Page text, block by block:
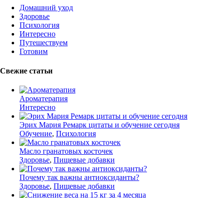
Домашний уход
Здоровье
Психология
Интересно
Путешествуем
Готовим
Свежие статьи
Ароматерапия
Интересно
Эрих Мария Ремарк цитаты и обучение сегодня
Обучение, Психология
Масло гранатовых косточек
Здоровье, Пищевые добавки
Почему так важны антиоксиданты?
Здоровье, Пищевые добавки